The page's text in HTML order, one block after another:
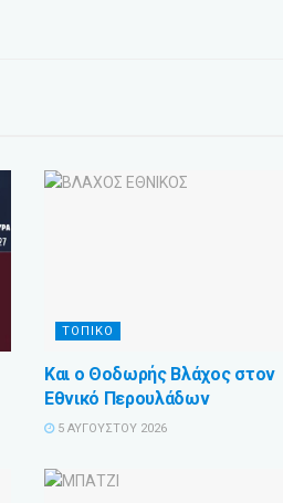
ΤΟΠΙΚΟ
Και ο Θοδωρής Βλάχος στον
Εθνικό Περουλάδων
5 ΑΥΓΟΎΣΤΟΥ 2026